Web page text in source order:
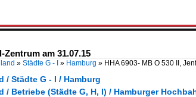
Zentrum am 31.07.15
» Städte G - I » Hamburg » HHA 6903- MB O 530 II,
/ Städte G - I / Hamburg
/ Betriebe (Städte G, H, I) / Hamburger